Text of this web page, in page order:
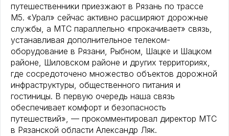
путешественники приезжают в Рязань по трассе
М5. «Урал» сейчас активно расширяют дорожные
службы, а МТС параллельно «прокачивает» связь,
устанавливая дополнительное телеком-
оборудование в Рязани, Рыбном, Шацке и Шацком
районе, Шиловском районе и других территориях,
где сосредоточено множество объектов дорожной
инфраструктуры, общественного питания и
гостиницы. В первую очередь наша связь
обеспечивает комфорт и безопасность
путешествий», — прокомментировал директор МТС
в Рязанской области Александр Ляк.